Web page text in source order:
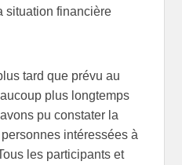
situation financière
tard que prévu au
plus longtemps
pu constater la
intéressées à
les participants et